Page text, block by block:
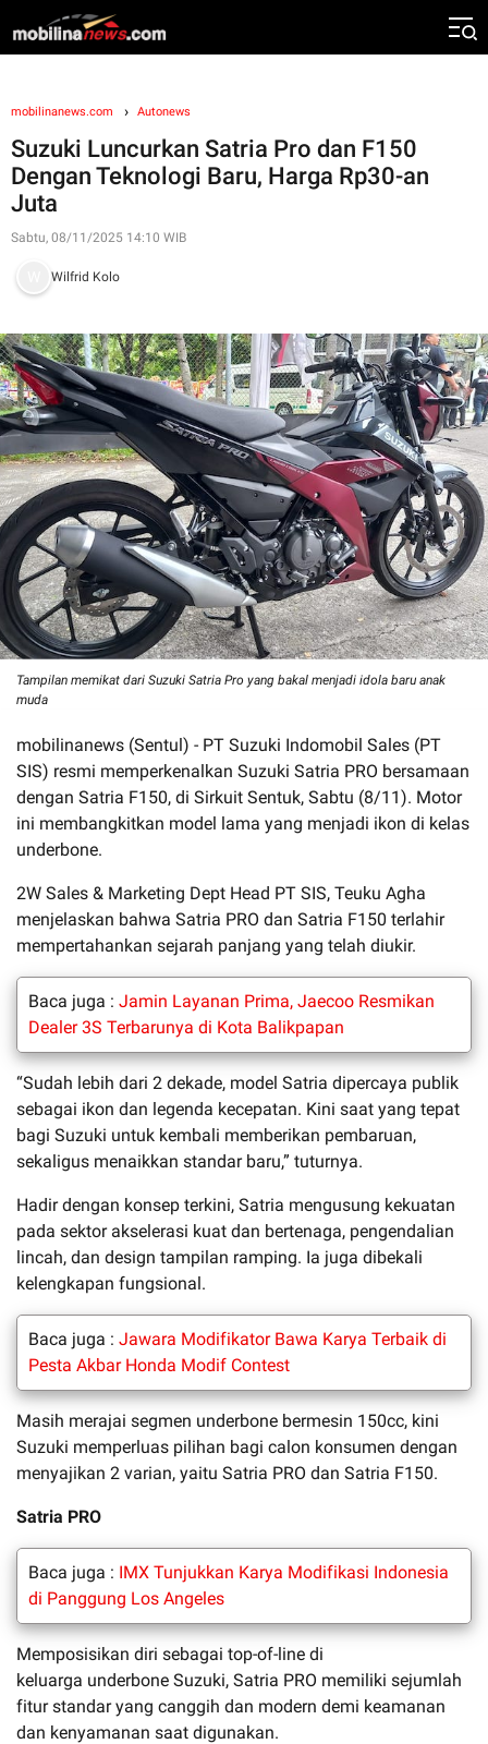
mobilinanews.com Autonews
Suzuki Luncurkan Satria Pro dan F150
Dengan Teknologi Baru, Harga Rp30-an
Juta
Sabtu, 08/11/2025 14:10 WIB
Wilfrid Kolo
Tampilan memikat dari Suzuki Satria Pro yang bakal menjadi idola baru anak
muda
mobilinanews (Sentul) - PT Suzuki Indomobil Sales (PT
SIS) resmi memperkenalkan Suzuki Satria PRO bersamaan
dengan Satria F150, di Sirkuit Sentuk, Sabtu (8/11). Motor
ini membangkitkan model lama yang menjadi ikon di kelas
underbone.
2W Sales & Marketing Dept Head PT SIS, Teuku Agha
menjelaskan bahwa Satria PRO dan Satria F150 terlahir
mempertahankan sejarah panjang yang telah diukir.
Baca juga : Jamin Layanan Prima, Jaecoo Resmikan
Dealer 3S Terbarunya di Kota Balikpapan
“Sudah lebih dari 2 dekade, model Satria dipercaya publik
sebagai ikon dan legenda kecepatan. Kini saat yang tepat
bagi Suzuki untuk kembali memberikan pembaruan,
sekaligus menaikkan standar baru,” tuturnya.
Hadir dengan konsep terkini, Satria mengusung kekuatan
pada sektor akselerasi kuat dan bertenaga, pengendalian
lincah, dan design tampilan ramping. Ia juga dibekali
kelengkapan fungsional.
Baca juga : Jawara Modifikator Bawa Karya Terbaik di
Pesta Akbar Honda Modif Contest
Masih merajai segmen underbone bermesin 150cc, kini
Suzuki memperluas pilihan bagi calon konsumen dengan
menyajikan 2 varian, yaitu Satria PRO dan Satria F150.
Satria PRO
Baca juga : IMX Tunjukkan Karya Modifikasi Indonesia
di Panggung Los Angeles
Memposisikan diri sebagai top-of-line di
keluarga underbone Suzuki, Satria PRO memiliki sejumlah
fitur standar yang canggih dan modern demi keamanan
dan kenyamanan saat digunakan.